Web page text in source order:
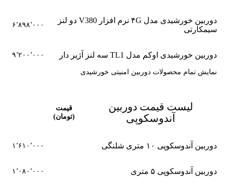
دوربین خورشیدی مدل ۴G نرم افزار V380 دو لنز
سیمکارتی
۶٬۸۹۸٬۰۰۰
دوربین خورشیدی اوکم مدل TL1 سه لنز آژیر دار ۹٬۲۰۰٬۰۰۰
نمایش تمام محصولات دوربین امنیتی خورشیدی
لیست قیمت دوربین
آندوسکوپی
قیمت
(تومان)
دوربین آندوسکوپی ۱۰ متری شلنگی ۱٬۶۱۰٬۰۰۰
دوربین آندوسکوپی ۵ متری ۱٬۰۸۰٬۰۰۰